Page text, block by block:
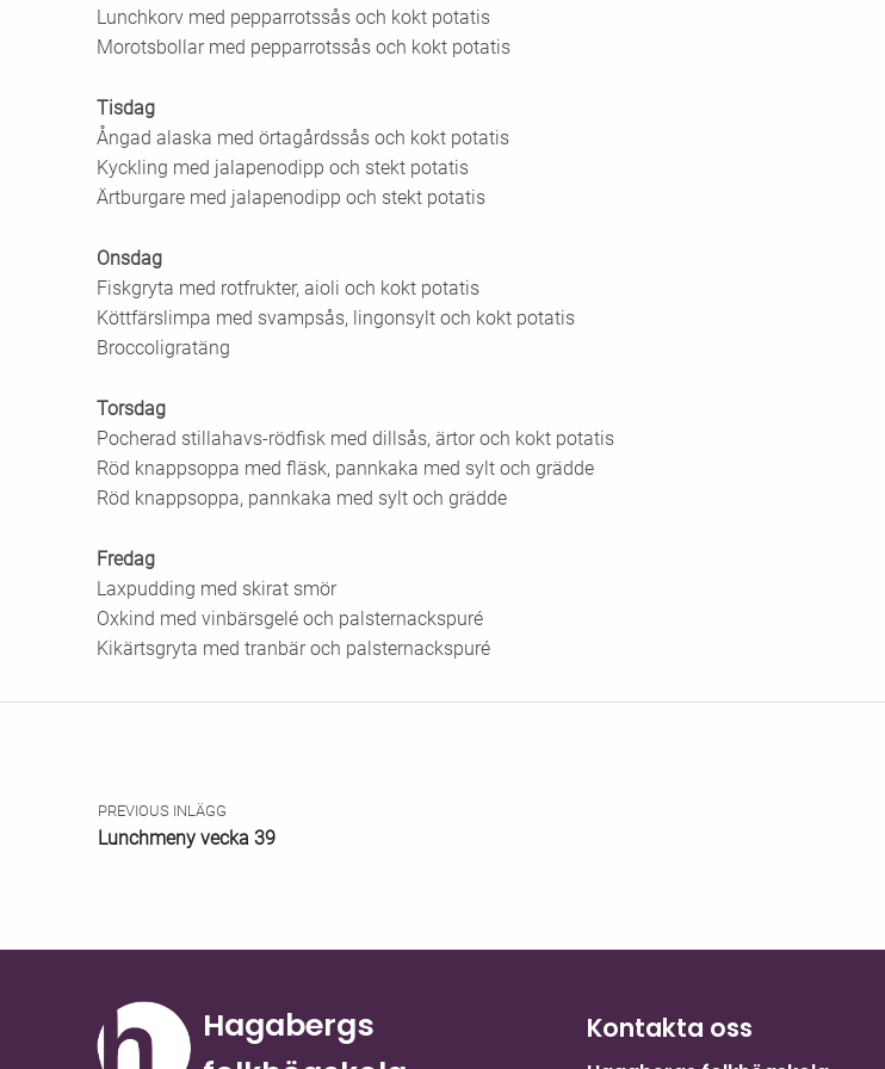
Lunchkorv med pepparrotssås och kokt potatis
Morotsbollar med pepparrotssås och kokt potatis
Tisdag
Ångad alaska med örtagårdssås och kokt potatis
Kyckling med jalapenodipp och stekt potatis
Ärtburgare med jalapenodipp och stekt potatis
Onsdag
Fiskgryta med rotfrukter, aioli och kokt potatis
Köttfärslimpa med svampsås, lingonsylt och kokt potatis
Broccoligratäng
Torsdag
Pocherad stillahavs-rödfisk med dillsås, ärtor och kokt potatis
Röd knappsoppa med fläsk, pannkaka med sylt och grädde
Röd knappsoppa, pannkaka med sylt och grädde
Fredag
Laxpudding med skirat smör
Oxkind med vinbärsgelé och palsternackspuré
Kikärtsgryta med tranbär och palsternackspuré
Inläggsnavigering
PREVIOUS INLÄGG
Lunchmeny vecka 39
Hagabergs
Kontakta oss